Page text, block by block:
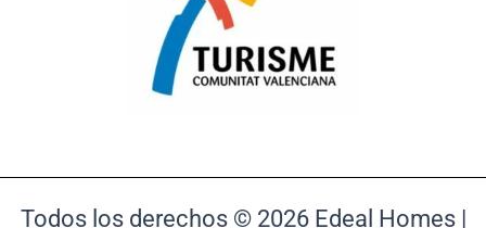
Todos los derechos © 2026 Edeal Homes |